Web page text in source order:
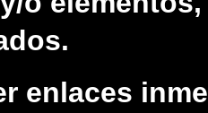
enlaces